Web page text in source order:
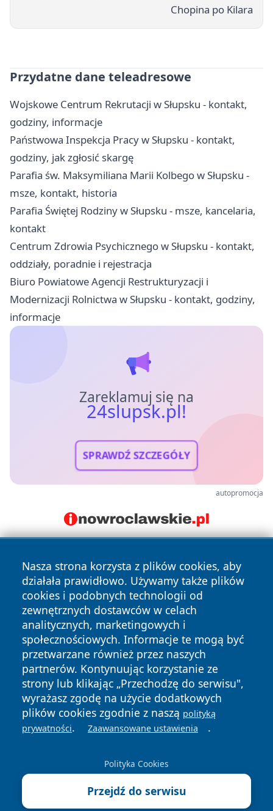
Chopina po Kilara
Przydatne dane teleadresowe
Wojskowe Centrum Rekrutacji w Słupsku - kontakt,
godziny, informacje
Państwowa Inspekcja Pracy w Słupsku - kontakt,
godziny, jak zgłosić skargę
Parafia św. Maksymiliana Marii Kolbego w Słupsku -
msze, kontakt, historia
Parafia Świętej Rodziny w Słupsku - msze, kancelaria,
kontakt
Centrum Zdrowia Psychicznego w Słupsku - kontakt,
oddziały, poradnie i rejestracja
Biuro Powiatowe Agencji Restrukturyzacji i
Modernizacji Rolnictwa w Słupsku - kontakt, godziny,
informacje
Zareklamuj się na
24slupsk.pl!
SPRAWDŹ SZCZEGÓŁY
autopromocja
Nasza strona korzysta z plików cookies, aby
działała prawidłowo. Używamy także plików
cookies i podobnych technologii od
zewnętrznych dostawców w celach
analitycznych, marketingowych i
społecznościowych. Informacje te mogą być
przetwarzane również przez naszych
partnerów. Kontynuując korzystanie ze
strony lub klikając „Przechodzę do serwisu",
wyrażasz zgodę na użycie dodatkowych
plików cookies zgodnie z naszą polityką
prywatności. Zaawansowane ustawienia .
Polityka Cookies
Przejdź do serwisu
Copyright © 2026 24slupsk.pl Wszystkie prawa zastrzeżone.
News Autorzy
Polityka
Prywatności
Polityka
Cookies